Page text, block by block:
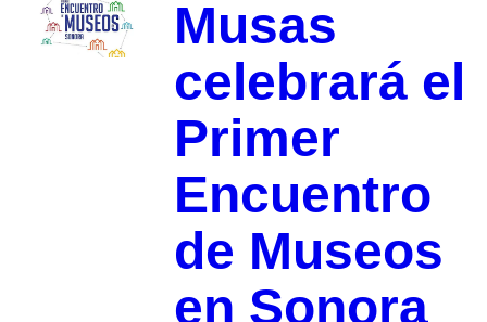
Musas
celebrará el
Primer
Encuentro
de Museos
en Sonora